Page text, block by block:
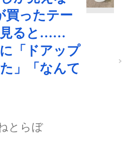
買ったテー
見ると……
「ドアップ
」「なんて
とらぼ